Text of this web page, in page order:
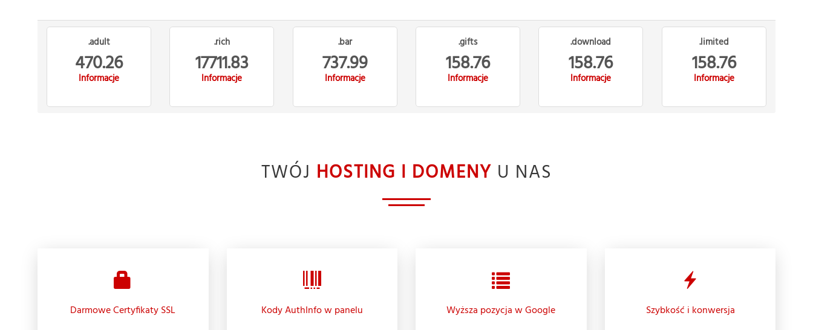
.adult
470.26
Informacje
.rich
17711.83
Informacje
.bar
737.99
Informacje
.gifts
158.76
Informacje
.download
158.76
Informacje
.limited
158.76
Informacje
TWÓJ HOSTING I DOMENY U NAS
Darmowe Certyfikaty SSL Kody AuthInfo w panelu Wyższa pozycja w Google Szybkość i konwersja